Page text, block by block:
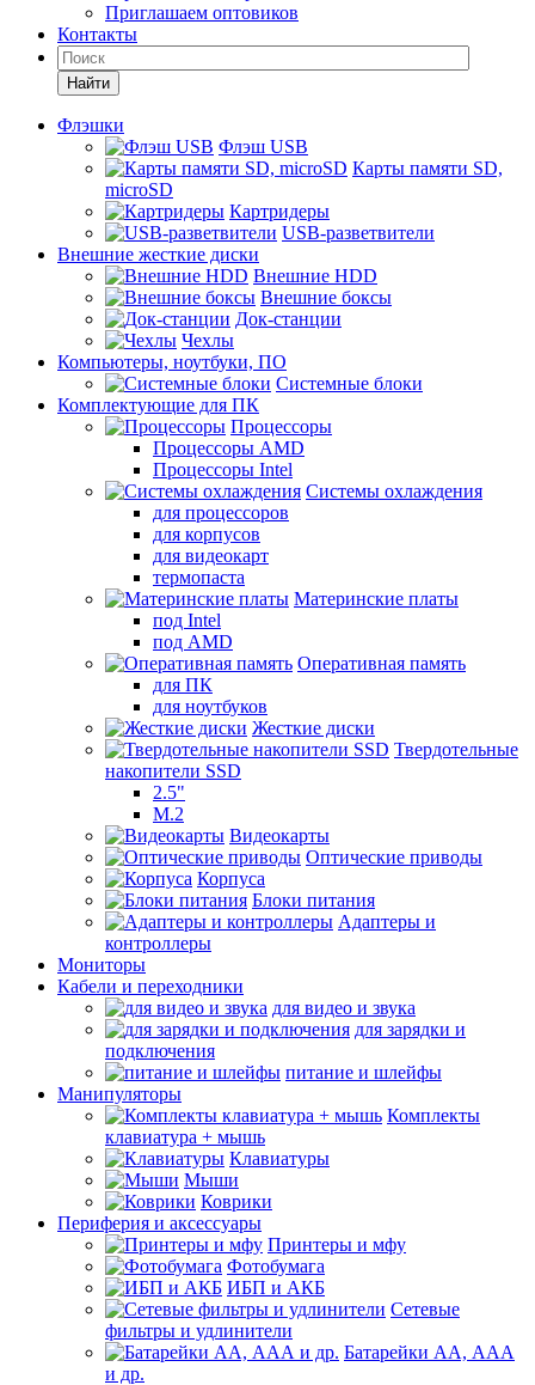
Приглашаем оптовиков
Контакты
Найти
Флэшки
Флэш USB
Карты памяти SD,
microSD
Картридеры
USB-разветвители
Внешние жесткие диски
Внешние HDD
Внешние боксы
Док-станции
Чехлы
Компьютеры, ноутбуки, ПО
Системные блоки
Комплектующие для ПК
Процессоры
Процессоры AMD
Процессоры Intel
Системы охлаждения
для процессоров
для корпусов
для видеокарт
термопаста
Материнские платы
под Intel
под AMD
Оперативная память
для ПК
для ноутбуков
Жесткие диски
Твердотельные
накопители SSD
2.5"
M.2
Видеокарты
Оптические приводы
Корпуса
Блоки питания
Адаптеры и
контроллеры
Мониторы
Кабели и переходники
для видео и звука
для зарядки и
подключения
питание и шлейфы
Манипуляторы
Комплекты
клавиатура + мышь
Клавиатуры
Мыши
Коврики
Периферия и аксессуары
Принтеры и мфу
Фотобумага
ИБП и АКБ
Сетевые
фильтры и удлинители
Батарейки АА, ААА
и др.